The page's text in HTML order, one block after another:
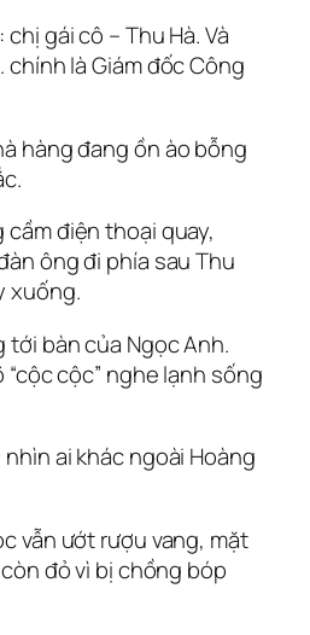
gái cô – Thu Hà. Và
là Giám đốc Công
hàng đang ồn ào bỗng
điện thoại quay,
ông đi phía sau Thu
xuống.
tới bàn của Ngọc Anh.
cộc” nghe lạnh sống
ai khác ngoài Hoàng
vẫn ướt rượu vang, mặt
đỏ vì bị chồng bóp